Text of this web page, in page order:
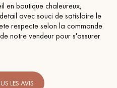
en boutique chaleureux,
avec souci de satisfaire le
respecte selon la commande
notre vendeur pour s'assurer
LES AVIS